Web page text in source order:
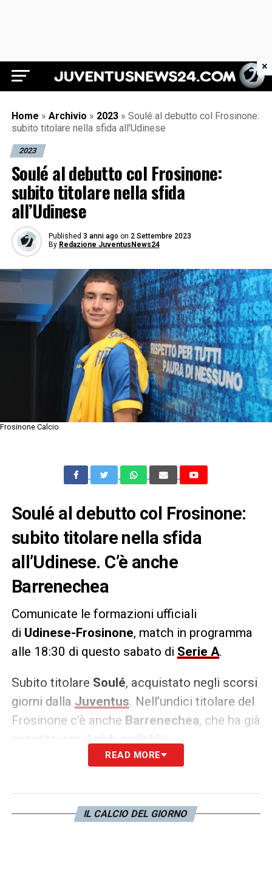
Juventus News 24
Home » Archivio » 2023 » Soulé al debutto col Frosinone:
subito titolare nella sfida all’Udinese
2023
Soulé al debutto col Frosinone:
subito titolare nella sfida
all’Udinese
Published 3 anni ago on 2 Settembre 2023
By Redazione JuventusNews24
Frosinone Calcio
Soulé al debutto col Frosinone:
subito titolare nella sfida
all’Udinese. C’è anche
Barrenechea
Comunicate le formazioni ufficiali
di Udinese-Frosinone, match in programma
alle 18:30 di questo sabato di Serie A.
Subito titolare Soulé, acquistato negli scorsi
giorni dalla Juventus. Nell’undici titolare del
Frosinone c’è anche Barrenechea, che ha già
esordito con il club gialloblù.
READ MORE
IL CALCIO DEL GIORNO
×